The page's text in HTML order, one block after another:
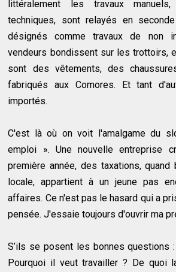
littéralement les travaux
techniques, sont relayés en
désignés comme travaux de non
vendeurs bondissent sur les trottoirs,
sont des vêtements, des
fabriqués aux Comores. Et tant
importés.
C'est là où on voit l'amalgame du
emploi ». Une nouvelle entreprise
première année, des taxations,
locale, appartient à un jeune pas
affaires. Ce n'est pas le hasard qui a
pensée. J'essaie toujours d'ouvrir ma
S’ils se posent les bonnes questions
Pourquoi il veut travailler ? De quoi